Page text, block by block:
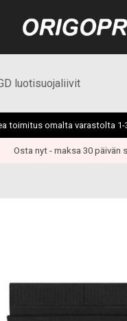
luotisuojaliivit
toimitus omalta varastolta 1-
Osta nyt - maksa 30 päivän